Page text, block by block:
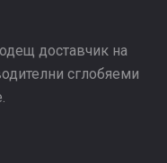
доставчик на
сглобяеми